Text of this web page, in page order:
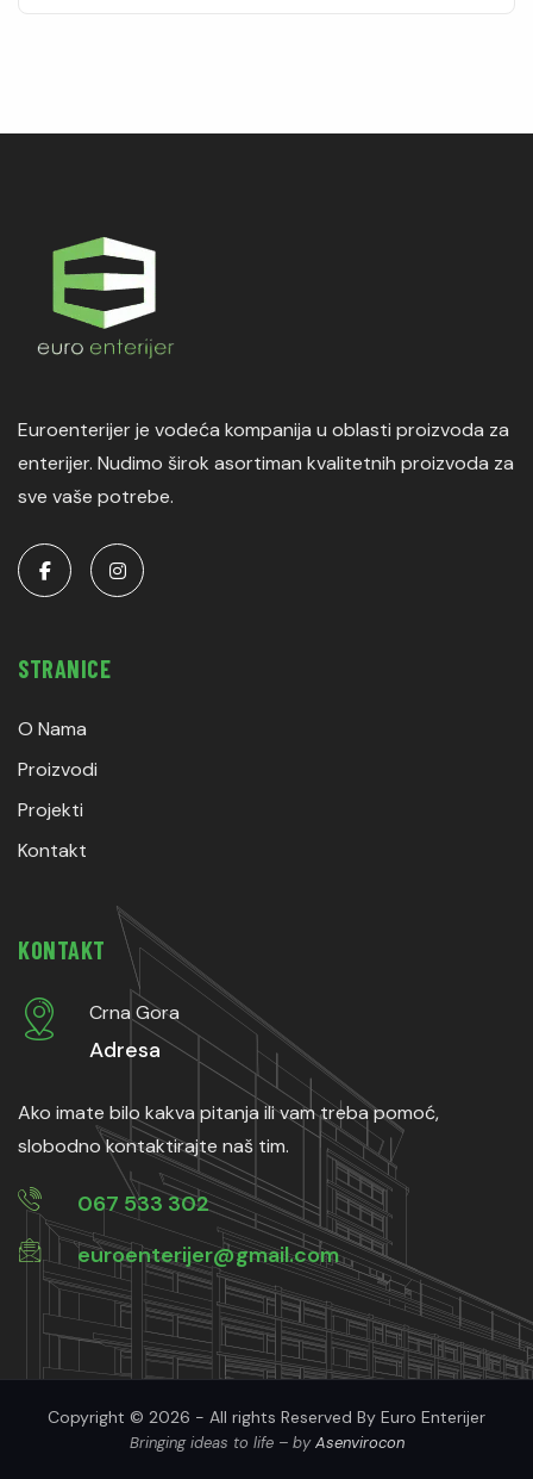
Euroenterijer je vodeća kompanija u oblasti proizvoda za
enterijer. Nudimo širok asortiman kvalitetnih proizvoda za
sve vaše potrebe.
STRANICE
O Nama
Proizvodi
Projekti
Kontakt
KONTAKT
Crna Gora
Adresa
Ako imate bilo kakva pitanja ili vam treba pomoć,
slobodno kontaktirajte naš tim.
067 533 302
euroenterijer@gmail.com
Copyright © 2026 - All rights Reserved By Euro Enterijer
Bringing ideas to life – byAsenvirocon